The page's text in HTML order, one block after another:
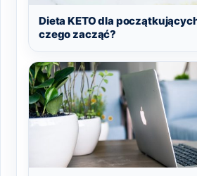
Dieta KETO dla
czego zacząć?